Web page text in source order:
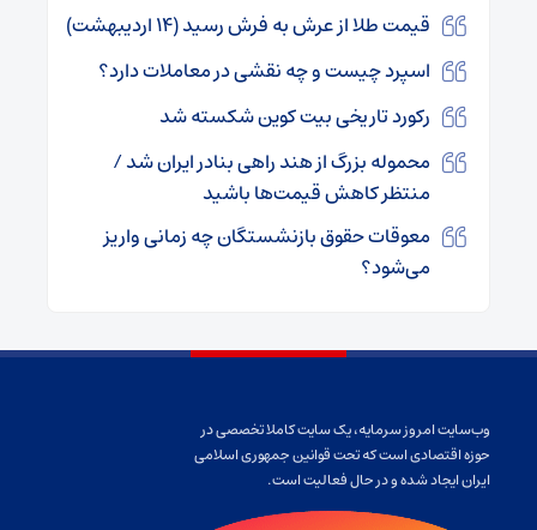
قیمت طلا از عرش به فرش رسید (۱۴ اردیبهشت)
اسپرد چیست و چه نقشی در معاملات دارد؟
رکورد تاریخی بیت کوین شکسته شد
محموله بزرگ از هند راهی بنادر ایران شد /
منتظر کاهش قیمت‌ها باشید
معوقات حقوق بازنشستگان چه زمانی واریز
می‌شود؟
وب‌سایت امروز سرمایه، یک سایت کاملا تخصصی در
حوزه اقتصادی است که تحت قوانین جمهوری اسلامی
ایران ایجاد شده و در حال فعالیت است.